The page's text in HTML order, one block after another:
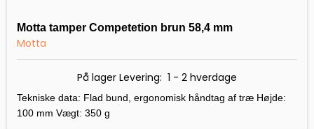
Motta tamper Competetion brun 58,4 mm
Motta
På lager Levering: 1 - 2 hverdage
Tekniske data: Flad bund, ergonomisk håndtag af træ Højde:
100 mm Vægt: 350 g